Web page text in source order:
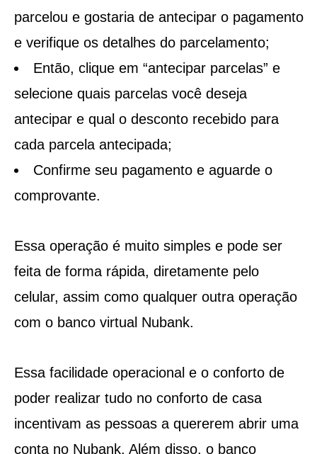
parcelou e gostaria de antecipar o pagamento
e verifique os detalhes do parcelamento;
Então, clique em “antecipar parcelas” e
selecione quais parcelas você deseja
antecipar e qual o desconto recebido para
cada parcela antecipada;
Confirme seu pagamento e aguarde o
comprovante.
Essa operação é muito simples e pode ser
feita de forma rápida, diretamente pelo
celular, assim como qualquer outra operação
com o banco virtual Nubank.
Essa facilidade operacional e o conforto de
poder realizar tudo no conforto de casa
incentivam as pessoas a quererem abrir uma
conta no Nubank. Além disso, o banco